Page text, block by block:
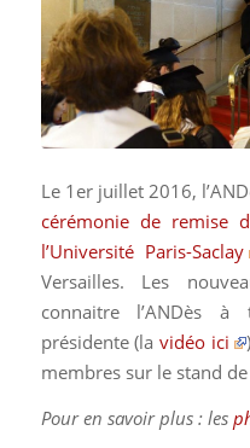
Le 1er juillet 2016,
cérémonie de remise
l’Université Paris-Saclay
Versailles. Les
connaitre l’ANDès
présidente (lavidéo ici
membres sur le stand
Pour en savoir plus : les